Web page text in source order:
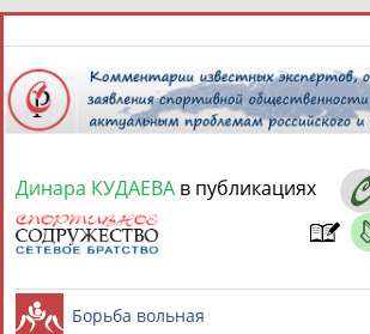
10 августа
СПОРТСМЕНЫ, ТРЕНЕРЫ И
Динара КУДАЕВА в публикациях